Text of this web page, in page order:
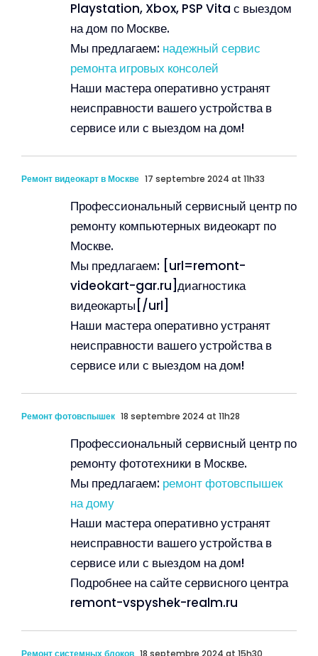
Playstation, Xbox, PSP Vita с выездом
на дом по Москве.
Мы предлагаем: надежный сервис
ремонта игровых консолей
Наши мастера оперативно устранят
неисправности вашего устройства в
сервисе или с выездом на дом!
Ремонт видеокарт в Москве 17 septembre 2024 at 11h33
Профессиональный сервисный центр по
ремонту компьютерных видеокарт по
Москве.
Мы предлагаем: [url=remont-
videokart-gar.ru]диагностика
видеокарты[/url]
Наши мастера оперативно устранят
неисправности вашего устройства в
сервисе или с выездом на дом!
Ремонт фотовспышек 18 septembre 2024 at 11h28
Профессиональный сервисный центр по
ремонту фототехники в Москве.
Мы предлагаем: ремонт фотовспышек
на дому
Наши мастера оперативно устранят
неисправности вашего устройства в
сервисе или с выездом на дом!
Подробнее на сайте сервисного центра
remont-vspyshek-realm.ru